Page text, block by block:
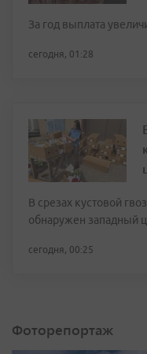
За год выплата
сегодня, 01:28
В срезах кустовой
обнаружен западный
сегодня, 00:25
Фоторепортаж